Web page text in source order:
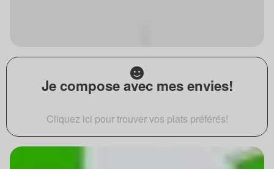
Je compose avec mes envies!
Cliquez ici pour trouver vos plats préférés!